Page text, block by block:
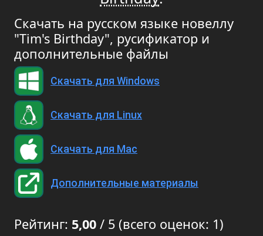
Скачать на русском языке новеллу
"Tim's Birthday", русификатор и
дополнительные файлы
Скачать для Windows
Скачать для Linux
Скачать для Mac
Дополнительные материалы
Рейтинг: 5,00 / 5 (всего оценок: 1)